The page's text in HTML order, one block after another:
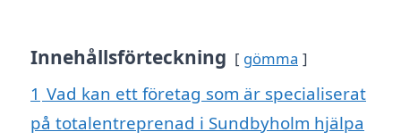
Innehållsförteckning gömma
1 Vad kan ett företag som är specialiserat
på totalentreprenad i Sundbyholm hjälpa